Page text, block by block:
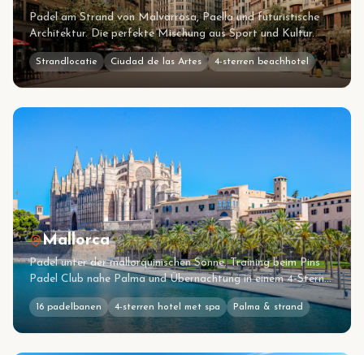
Padel am Strand von Malvarrosa, Paella und futuristische
Architektur. Die perfekte Mischung aus Sport und Kultur.
Strandlocatie Ciudad de las Artes 4-sterren beachhotel
Mallorca
Padel unter der mallorquinischen Sonne. Training beim Pins
Padel Club nahe Palma und Übernachtung in einem 4-Sterne
Spa-Hotel direkt am Mittelmeer.
16 padelbanen 4-sterren hotel met spa Palma & strand